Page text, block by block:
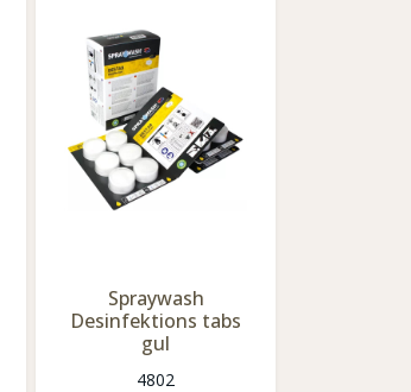
Spraywash
Desinfektions tabs
gul
4802